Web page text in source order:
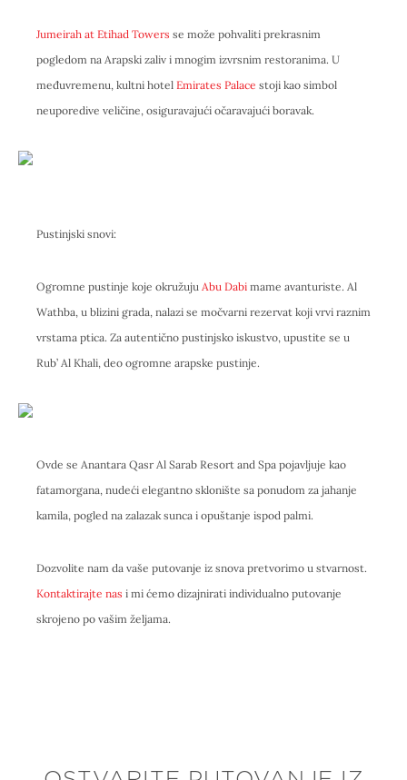
Jumeirah at Etihad Towers se može pohvaliti prekrasnim
pogledom na Arapski zaliv i mnogim izvrsnim restoranima. U
međuvremenu, kultni hotel Emirates Palace stoji kao simbol
neuporedive veličine, osiguravajući očaravajući boravak.
Pustinjski snovi:
Ogromne pustinje koje okružuju Abu Dabi mame avanturiste. Al
Wathba, u blizini grada, nalazi se močvarni rezervat koji vrvi raznim
vrstama ptica. Za autentično pustinjsko iskustvo, upustite se u
Rub’ Al Khali, deo ogromne arapske pustinje.
Ovde se Anantara Qasr Al Sarab Resort and Spa pojavljuje kao
fatamorgana, nudeći elegantno sklonište sa ponudom za jahanje
kamila, pogled na zalazak sunca i opuštanje ispod palmi.
Dozvolite nam da vaše putovanje iz snova pretvorimo u stvarnost.
Kontaktirajte nas i mi ćemo dizajnirati individualno putovanje
skrojeno po vašim željama.